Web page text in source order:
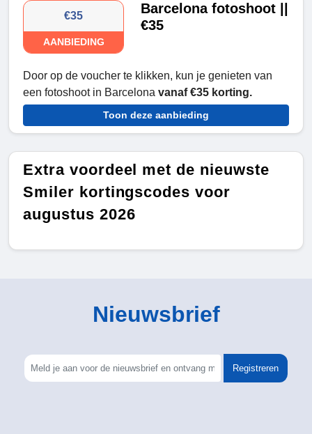
€35
AANBIEDING
Barcelona fotoshoot ||
€35
Door op de voucher te klikken, kun je genieten van
een fotoshoot in Barcelona vanaf €35 korting.
Toon deze aanbieding
Extra voordeel met de nieuwste
Smiler kortingscodes voor
augustus 2026
Nieuwsbrief
Registreren